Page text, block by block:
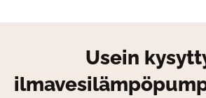
Usein